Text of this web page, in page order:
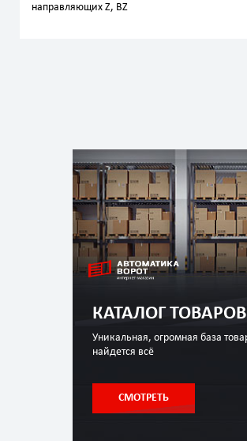
КАТАЛОГ ТОВАРОВ
Уникальная, огромная база
найдется всё
СМОТРЕТЬ
направляющих Z, BZ